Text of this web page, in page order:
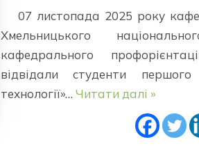
07 листопада 2025 року
Хмельницького
кафедрального
відвідали студенти першого
технології»… Читати далі »